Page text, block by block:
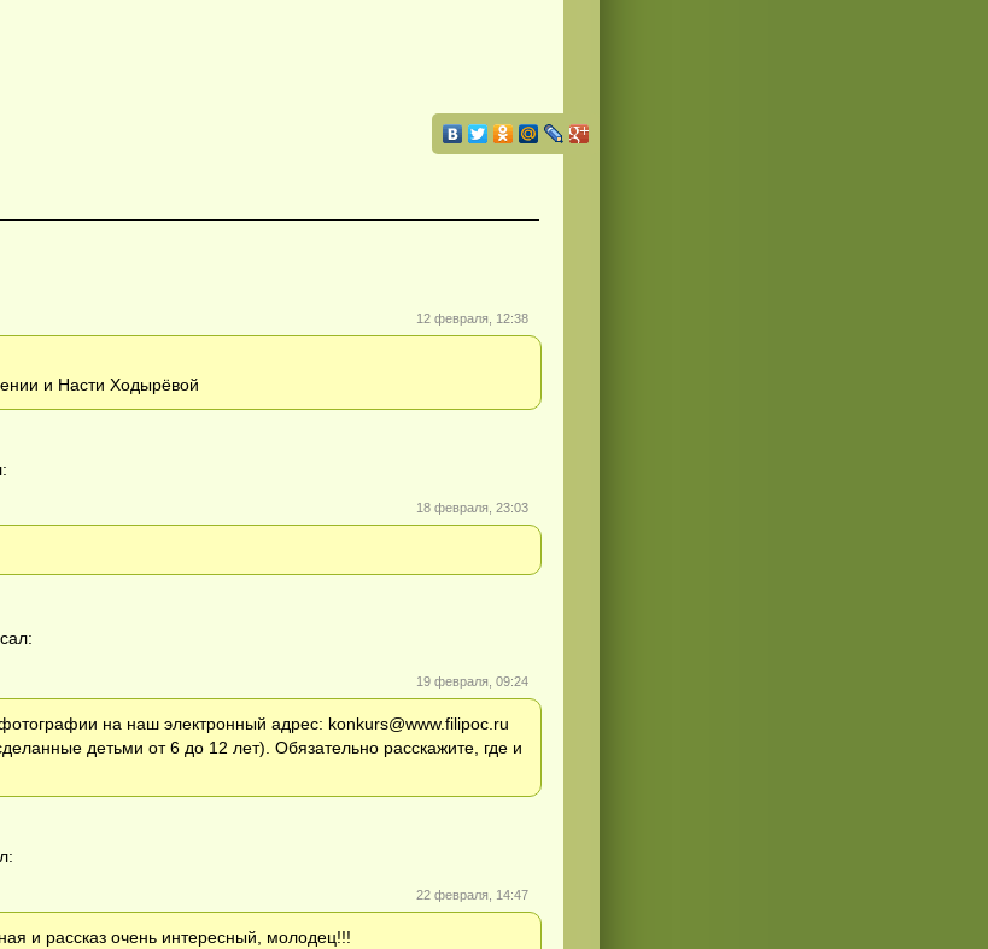
12 февраля, 12:38
и Насти Ходырёвой
18 февраля, 23:03
19 февраля, 09:24
на наш электронный адрес: konkurs@www.filipoc.ru
детьми от 6 до 12 лет). Обязательно расскажите, где и
22 февраля, 14:47
и рассказ очень интересный, молодец!!!